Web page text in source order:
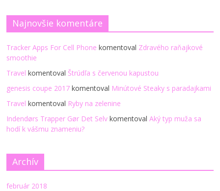
Najnovšie komentáre
Tracker Apps For Cell Phone komentoval Zdravého raňajkové
smoothie
Travel komentovalŠtrúdľa s červenou kapustou
genesis coupe 2017 komentoval Minútové Steaky s paradajkami
Travel komentoval Ryby na zelenine
Indendørs Trapper Gør Det Selv komentovalAký typ muža sa
hodí k vášmu znameniu?
Archív
február 2018